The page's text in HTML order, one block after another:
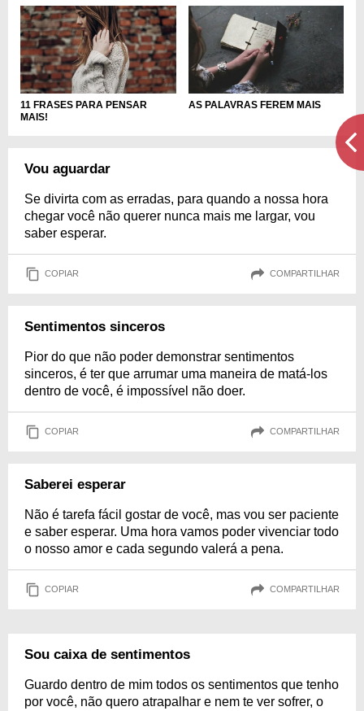
11 FRASES PARA PENSAR
MAIS!
AS PALAVRAS FEREM MAIS
Vou aguardar
Se divirta com as erradas, para quando a nossa hora
chegar você não querer nunca mais me largar, vou
saber esperar.
COPIAR COMPARTILHAR
Sentimentos sinceros
Pior do que não poder demonstrar sentimentos
sinceros, é ter que arrumar uma maneira de matá-los
dentro de você, é impossível não doer.
COPIAR COMPARTILHAR
Saberei esperar
Não é tarefa fácil gostar de você, mas vou ser paciente
e saber esperar. Uma hora vamos poder vivenciar todo
o nosso amor e cada segundo valerá a pena.
COPIAR COMPARTILHAR
Sou caixa de sentimentos
Guardo dentro de mim todos os sentimentos que tenho
por você, não quero atrapalhar e nem te ver sofrer, o